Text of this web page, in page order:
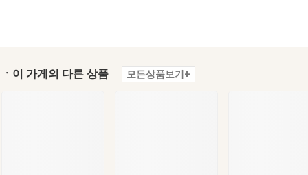
ㆍ이 가게의 다른 상품 모든상품보기+